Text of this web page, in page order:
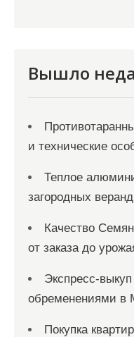
Вышло
и технические
Теплое
загородных веранд
Качество
от заказа до
Экспресс-выкуп
обременениями в
Покупка